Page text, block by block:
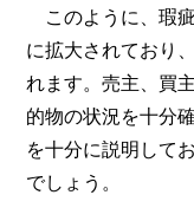
このように、瑕
に拡大されており
れます。売主、買
的物の状況を十分
を十分に説明して
でしょう。